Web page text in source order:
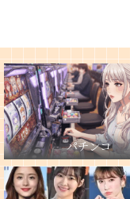
パチンコ